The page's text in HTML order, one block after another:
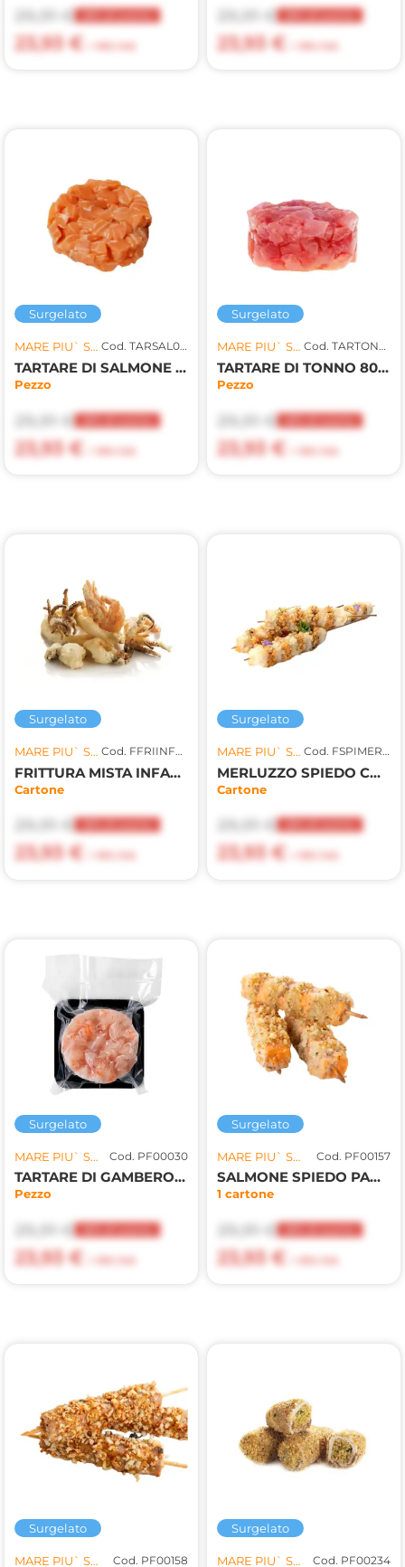
29,91 €
23,93 €
29,91 €
23,93 €
Surgelato
MARE PIU` SRL Cod. TARSAL001
TARTARE DI SALMONE 80gr(MP)
Pezzo
20% di sconto
29,91 €
23,93 €
Surgelato
MARE PIU` SRL Cod. TARTON001
TARTARE DI TONNO 80gr(MP)
Pezzo
20% di sconto
29,91 €
23,93 €
Surgelato
MARE PIU` SRL Cod. FFRIINF002
FRITTURA MISTA INFARINATA CALAMARI/GAMBERI 3kg(MP)
Cartone
29,91 €
23,93 €
Surgelato
MARE PIU` SRL Cod. FSPIMER006
MERLUZZO SPIEDO CON PANKO/POM/OLIVE 30pz(MP)
Cartone
29,91 €
23,93 €
Surgelato
MARE PIU` SRL Cod. PF00030
TARTARE DI GAMBERO ROSSO 50gr(MP)
Pezzo
20% di sconto
29,91 €
23,93 €
Surgelato
MARE PIU` SRL Cod. PF00157
SALMONE SPIEDO PANKO/ERBE AROM. 28pzX70gr(MP)
1 cartone
20% di sconto
29,91 €
23,93 €
Surgelato
MARE PIU` SRL Cod. PF00158
Surgelato
MARE PIU` SRL Cod. PF00234